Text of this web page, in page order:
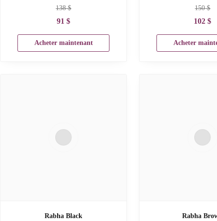
138$
91 $
Acheter maintenant
150$
102 $
Acheter
Rabha Black Rabha